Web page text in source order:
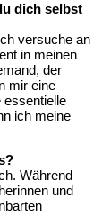
dich selbst
versuche an
in meinen
der
mir eine
essentielle
ich meine
Während
und